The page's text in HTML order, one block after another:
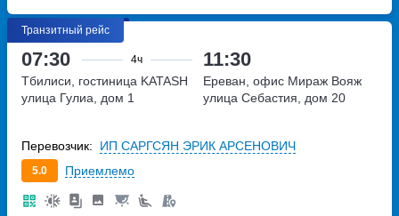
Транзитный рейс
07:30 4ч 11:30
Тбилиси, гостиница KATASH
улица Гулиа, дом 1
Ереван, офис Мираж Вояж
улица Себастия, дом 20
5.0 Приемлемо
Перевозчик: ИП САРГСЯН ЭРИК АРСЕНОВИЧ